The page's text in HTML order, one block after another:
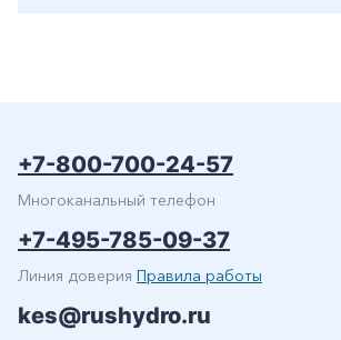
+7-800-700-24-57
Многоканальный телефон
+7-495-785-09-37
Линия доверия Правила работы
kes@rushydro.ru